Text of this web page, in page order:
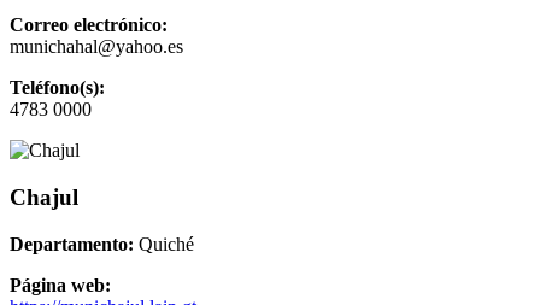
Correo electrónico:
munichahal@yahoo.es
Teléfono(s):
4783 0000
Chajul
Departamento: Quiché
Página web: